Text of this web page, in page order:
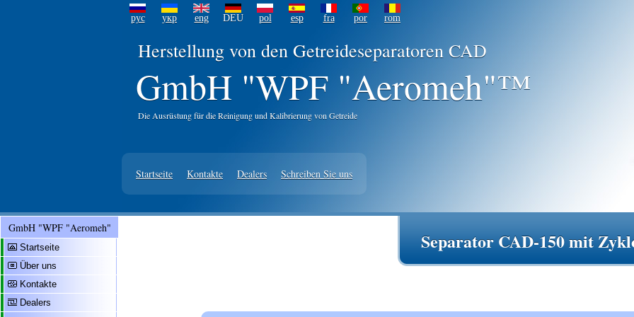
рус укр eng DEU pol esp fra por rom
Herstellung von den Getreideseparatoren CAD
GmbH "WPF "Aeromeh"™
Die Ausrüstung für die Reinigung und Kalibrierung von Getreide
Startseite Kontakte Dealers Schreiben Sie uns
GmbH "WPF "Aeromeh"
Startseite
Über uns
Kontakte
Dealers
Separator CAD-150 mit